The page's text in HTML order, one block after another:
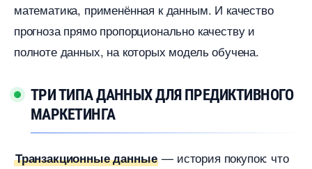
математика, применённая к данным. И качество
прогноза прямо пропорционально качеству и
полноте данных, на которых модель обучена.
ТРИ ТИПА ДАННЫХ ДЛЯ ПРЕДИКТИВНОГО
МАРКЕТИНГА
Транзакционные данные — история покупок: что